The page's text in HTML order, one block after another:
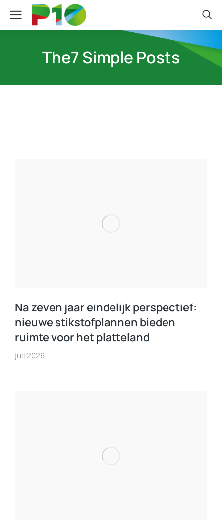
The7 Simple Posts
Na zeven jaar eindelijk perspectief:
nieuwe stikstofplannen bieden
ruimte voor het platteland
juli 2026